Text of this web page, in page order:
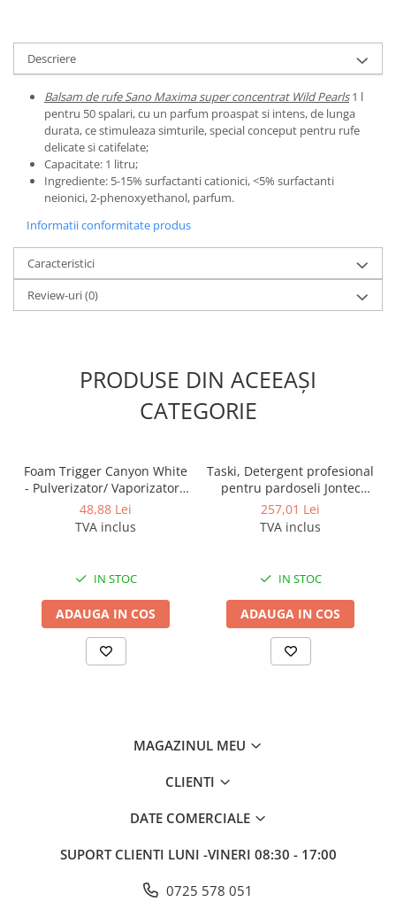
Descriere
Balsam de rufe Sano Maxima super concentrat Wild Pearls1 l
pentru 50 spalari, cu un parfum proaspat si intens, de lunga
durata, ce stimuleaza simturile, special conceput pentru rufe
delicate si catifelate;
Capacitate: 1 litru;
Ingrediente: 5-15% surfactanti cationici, <5% surfactanti
neionici, 2-phenoxyethanol, parfum.
Informatii conformitate produs
Caracteristici
Review-uri(0)
PRODUSE DIN ACEEAȘI
CATEGORIE
Foam Trigger Canyon White
- Pulverizator/ Vaporizator /
Declansator spuma, 5L
48,88 Lei
TVA inclus
IN STOC
ADAUGA IN COS
Taski, Detergent profesional
pentru pardoseli Jontec
Forward, 5L
257,01 Lei
TVA inclus
IN STOC
ADAUGA IN COS
MAGAZINUL MEU
CLIENTI
DATE COMERCIALE
SUPORT CLIENTI LUNI -VINERI 08:30 - 17:00
0725 578 051